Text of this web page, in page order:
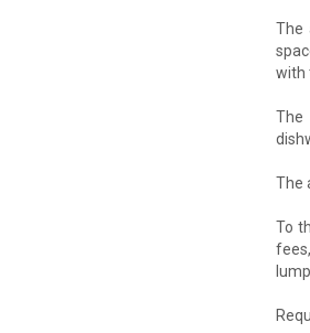
The
with
The
The
To